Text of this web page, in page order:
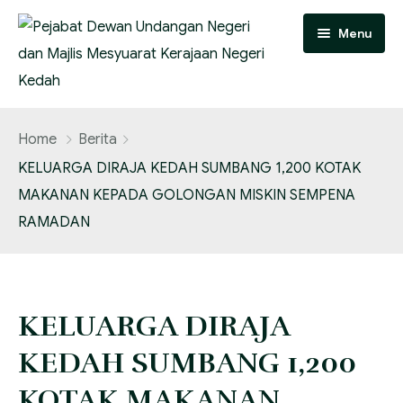
Menu
INFO KORPORAT
VISI MISI DAN OBJEKTIF JABATAN
YAB. MENTERI BESAR
SEJARAH PENUBUHAN DEWAN NEGERI KEDAH
DARUL AMAN
SENARAI KAKITANGAN
Home
Berita
KELUARGA DIRAJA KEDAH SUMBANG 1,200 KOTAK
MAKANAN KEPADA GOLONGAN MISKIN SEMPENA
RAMADAN
KELUARGA DIRAJA
KEDAH SUMBANG 1,200